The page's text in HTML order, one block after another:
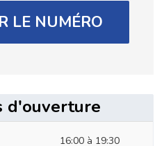
LE NUMÉRO
d'ouverture
16:00 à 19:30